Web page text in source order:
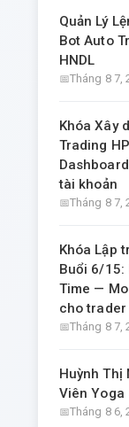
Quản Lý
Bot Auto
HNDL
Tháng 8 7,
Khóa Xây
Trading
tài khoản
Tháng 8 7,
Khóa Lập
Buổi 6/15:
Time —
cho
Tháng 8 7,
Huỳnh Thị
Viên Yoga
Tháng 8 6,